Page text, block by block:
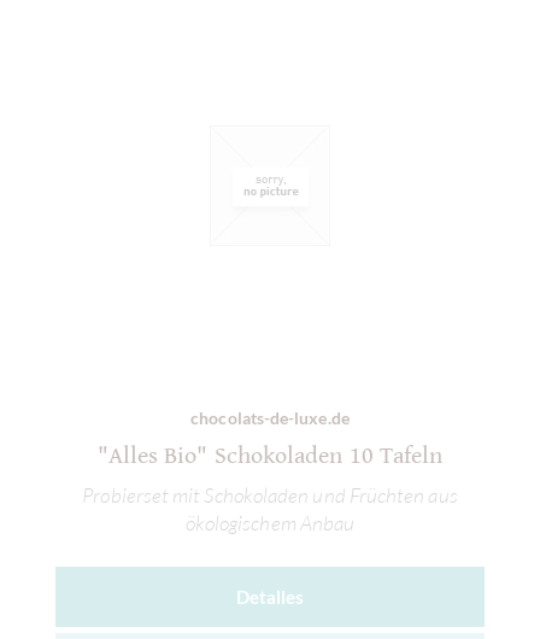
chocolats-de-luxe.de
"Alles Bio" Schokoladen 10 Tafeln
Probierset mit Schokoladen und Früchten aus
ökologischem Anbau
Detalles